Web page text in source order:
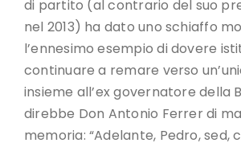
di partito (al contrario del suo
nel 2013) ha dato uno schiaffo
l’ennesimo esempio di dovere
continuare a remare verso
insieme all’ex governatore della
direbbe Don Antonio Ferrer di
memoria: “Adelante, Pedro, sed,